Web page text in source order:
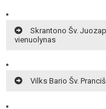
Skrantono Šv.
vienuolynas
Vilks Bario Šv.